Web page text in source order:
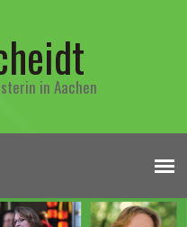
in Aachen